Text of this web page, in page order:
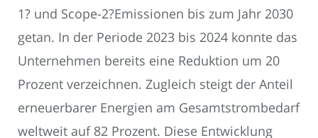
1? und Scope-2?Emissionen bis zum Jahr 2030
getan. In der Periode 2023 bis 2024 konnte das
Unternehmen bereits eine Reduktion um 20
Prozent verzeichnen. Zugleich steigt der Anteil
erneuerbarer Energien am Gesamtstrombedarf
weltweit auf 82 Prozent. Diese Entwicklung